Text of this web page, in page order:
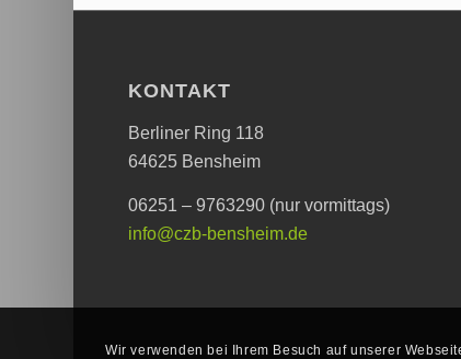
KONTAKT
Berliner Ring 118
64625 Bensheim
06251 – 9763290 (nur vormittags)
info@czb-bensheim.de
Wir verwenden bei Ihrem Besuch auf unserer